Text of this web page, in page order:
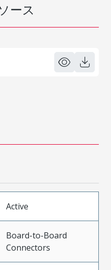
ース
Active
Board-to-Board
Connectors